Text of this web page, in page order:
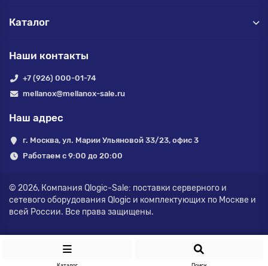
Каталог
Наши контакты
+7 (926) 000-01-74
mellanox@mellanox-sale.ru
Наш адрес
г. Москва, ул. Марии Ульяновой 33/23, офис 3
Работаем с 9:00 до 20:00
© 2026, Компания Qlogic-Sale: поставки серверного и
сетевого оборудования Qlogic и комплектующих по Москве и
всей России. Все права защищены.